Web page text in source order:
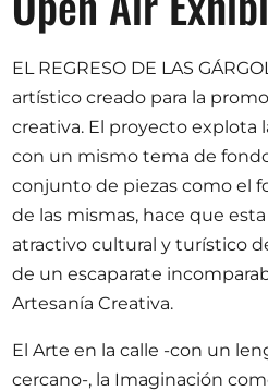
Opportunities
Become a member
Artists
About us
Donate
Partners
Help
Contact
EL REGRESO DE LAS
artístico creado para la
creativa. El proyecto explota
con un mismo tema de
conjunto de piezas como el
de las mismas, hace que
atractivo cultural y turístico
de un escaparate
Artesanía Creativa.
El Arte en la calle -con un
cercano-, la Imaginación